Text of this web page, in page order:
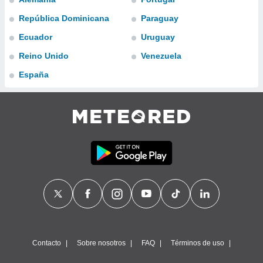
y
nuestra
cookies
República Dominicana
Ecuador
Reino Unido
España
Paraguay
Uruguay
Venezuela
Contacto Sobre nosotros FAQ Términos de uso